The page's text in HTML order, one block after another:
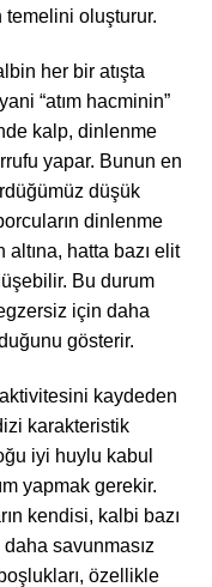
oluşturur.
her bir atışta
“atım hacminin”
kalp, dinlenme
yapar. Bunun en
düşük
dinlenme
altına, hatta bazı elit
Bu durum
için daha
gösterir.
kaydeden
karakteristik
iyi huylu kabul
yapmak gerekir.
kendisi, kalbi bazı
savunmasız
özellikle